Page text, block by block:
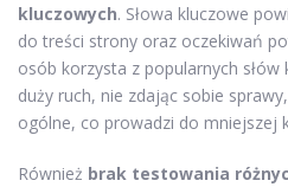
kluczowych. Słowa kluczowe
do treści strony oraz oczekiwań
osób korzysta z popularnych
duży ruch, nie zdając sobie
ogólne, co prowadzi do mniejszej
Również brak testowania